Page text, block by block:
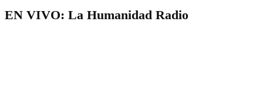
EN VIVO: La Humanidad Radio